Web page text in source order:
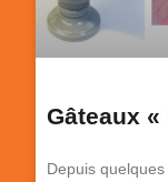
Gâteaux
Depuis